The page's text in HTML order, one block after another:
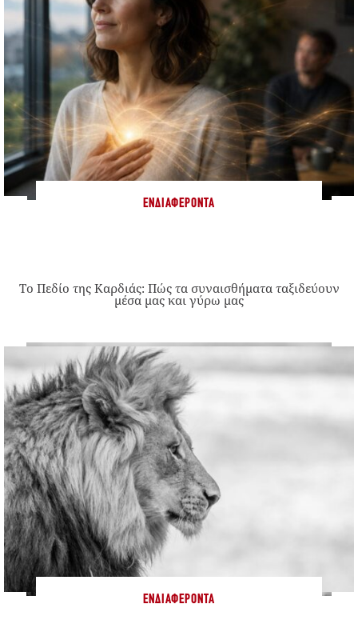
ΕΝΔΙΑΦΈΡΟΝΤΑ
Το Πεδίο της Καρδιάς: Πώς τα συναισθήματα ταξιδεύουν
μέσα μας και γύρω μας
ΕΝΔΙΑΦΈΡΟΝΤΑ